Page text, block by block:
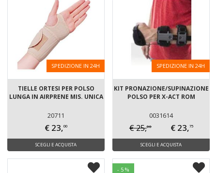
SPEDIZIONE IN 24H
TIELLE ORTESI PER POLSO
LUNGA IN AIRPRENE MIS. UNICA
20711
€ 23,00
SCEGLI E ACQUISTA
SPEDIZIONE IN 24H
KIT PRONAZIONE/SUPINAZIONE
POLSO PER X-ACT ROM
0031614
€ 25,00 € 23,75
SCEGLI E ACQUISTA
- 5 %